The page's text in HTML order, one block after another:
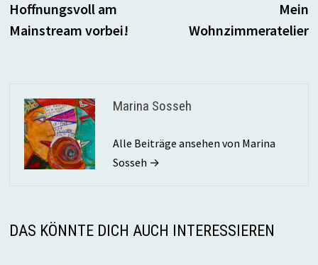
Beitrag:
Hoffnungsvoll am
Mainstream vorbei!
Mein
Wohnzimmeratelier
Marina Sosseh
Alle Beiträge ansehen von Marina
Sosseh →
DAS KÖNNTE DICH AUCH INTERESSIEREN